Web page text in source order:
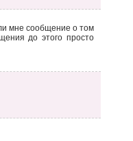
мне сообщение о том
до этого просто